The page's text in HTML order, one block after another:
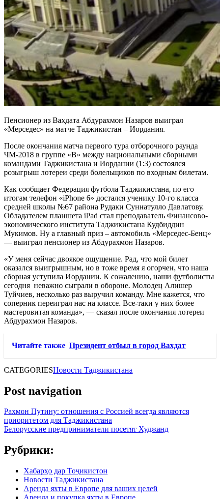
Пенсионер из Вахдата Абдурахмон Назаров выиграл
«Мерседес» на матче Таджикистан – Иордания.
После окончания матча первого тура отборочного раунда
ЧМ-2018 в группе «В» между национальными сборными
командами Таджикистана и Иордании (1:3) состоялся
розыгрыш лотереи среди болельщиков по входным билетам.
Как сообщает Федерация футбола Таджикистана, по его
итогам телефон «iPhone 6» достался ученику 10-го класса
средней школы №67 района Рудаки Суннатулло Давлатову.
Обладателем планшета iPad стал преподаватель Финансово-
экономического института Таджикистана Кудбиддин
Мукимов. Ну а главный приз – автомобиль «Мерседес-Бенц»
— выиграл пенсионер из Абдурахмон Назаров.
«У меня сейчас двоякое ощущение. Рад, что мой билет
оказался выигрышным, но в тоже время я огорчен, что наша
сборная уступила Иордании. К сожалению, наши футболисты
сегодня неважно сыграли в обороне. Молодец Алишер
Туйчиев, несколько раз выручил команду. Мне кажется, что
соперник переиграл нас на классе. Все-таки у них более
мастеровитая команда», — сказал после окончания лотереи
Абдурахмон Назаров.
Читайте также Президент отбыл в город Вахдат
CATEGORIESНовости Таджикистана
Post navigation
Рахмон Путину: отношения с Россией всегда являются
приоритетом для Таджикистана
Белорусские предприниматели посетят Худжанд
Рубрики:
Хабарҳо дар Тоҷикистон
Новости Таджикистана
Аренда яхты в Европе для ваших целей